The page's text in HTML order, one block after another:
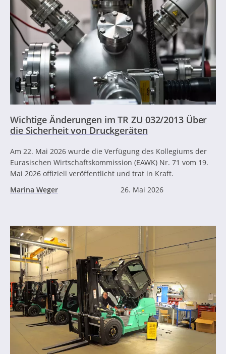
Wichtige Änderungen im TR ZU 032/2013 Über
die Sicherheit von Druckgeräten
Am 22. Mai 2026 wurde die Verfügung des Kollegiums der
Eurasischen Wirtschaftskommission (EAWK) Nr. 71 vom 19.
Mai 2026 offiziell veröffentlicht und trat in Kraft.
Marina Weger
26. Mai 2026